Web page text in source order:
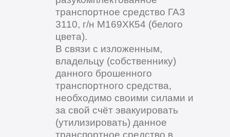
транспортное средство ГАЗ
3110, г/н М169ХК54 (белого
цвета).
В связи с изложенным,
владельцу (собственнику)
данного брошенного
транспортного средства,
необходимо своими силами и
за свой счёт эвакуировать
(утилизировать) данное
транспортное средство в